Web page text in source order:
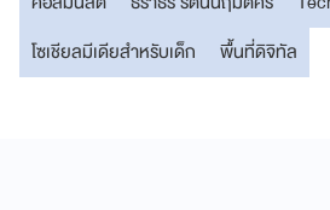
โซเชียลมีเดียสำหรับเด็ก
พื้นที่ดิจิทัล